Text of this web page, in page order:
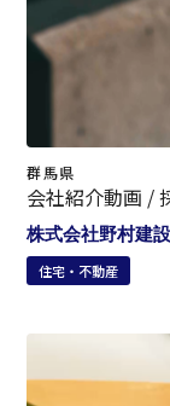
群馬県
会社紹介動画 /
株式会社野村建
住宅・不動産